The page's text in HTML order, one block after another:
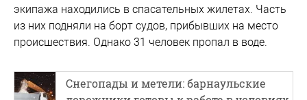
экипажа находились в спасательных жилетах. Часть
из них подняли на борт судов, прибывших на место
происшествия. Однако 31 человек пропал в воде.
Снегопады и метели: барнаульские